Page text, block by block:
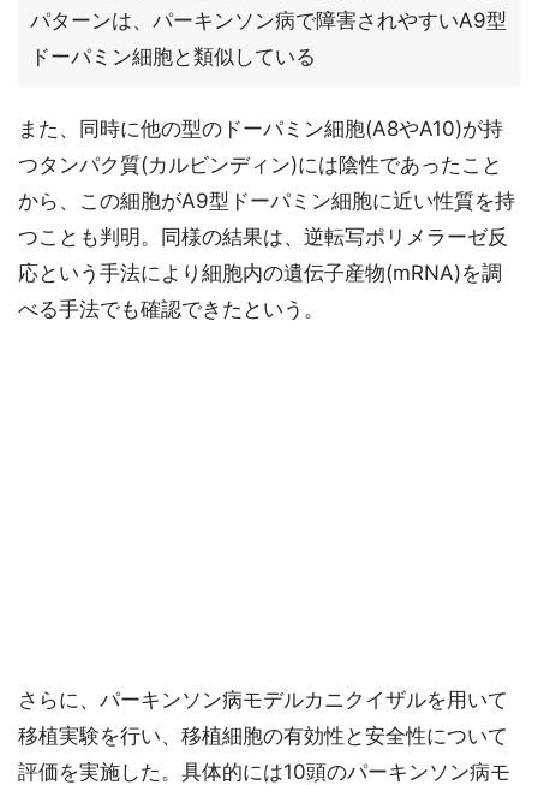
パターンは、パーキンソン病で障害されやすいA9型
ドーパミン細胞と類似している
また、同時に他の型のドーパミン細胞(A8やA10)が持
つタンパク質(カルビンディン)には陰性であったこと
から、この細胞がA9型ドーパミン細胞に近い性質を持
つことも判明。同様の結果は、逆転写ポリメラーゼ反
応という手法により細胞内の遺伝子産物(mRNA)を調
べる手法でも確認できたという。
さらに、パーキンソン病モデルカニクイザルを用いて
移植実験を行い、移植細胞の有効性と安全性について
評価を実施した。具体的には10頭のパーキンソン病モ